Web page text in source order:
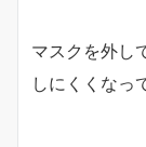
マスクを外し
しにくくなっ